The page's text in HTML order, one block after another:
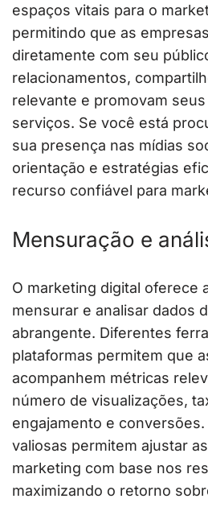
espaços vitais para o
permitindo que as
diretamente com seu
relacionamentos,
relevante e promovam
serviços. Se você está
sua presença nas mídias
orientação e estratégias
recurso confiável para
Mensuração e
O marketing digital oferece
mensurar e analisar dados
abrangente. Diferentes
plataformas permitem que
acompanhem métricas
número de visualizações,
engajamento e
valiosas permitem ajustar
marketing com base nos
maximizando o retorno